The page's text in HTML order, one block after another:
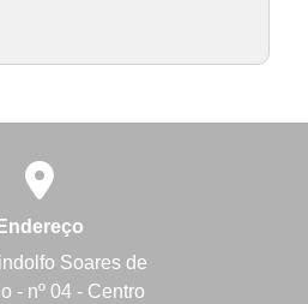
Endereço
Soares de
- nº 04 - Centro